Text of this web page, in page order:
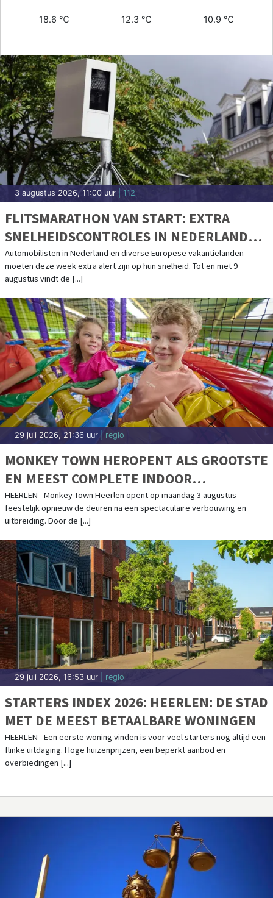
18.6 ℃ 12.3 ℃ 10.9 ℃
3 augustus 2026, 11:00 uur | 112
FLITSMARATHON VAN START: EXTRA
SNELHEIDSCONTROLES IN NEDERLAND
EN POPULAIRE VAKANTIELANDEN
Automobilisten in Nederland en diverse Europese vakantielanden
moeten deze week extra alert zijn op hun snelheid. Tot en met 9
augustus vindt de [...]
29 juli 2026, 21:36 uur | regio
MONKEY TOWN HEROPENT ALS GROOTSTE
EN MEEST COMPLETE INDOOR
SPEELBELEVING VAN ZUID-NEDERLAND
HEERLEN - Monkey Town Heerlen opent op maandag 3 augustus
feestelijk opnieuw de deuren na een spectaculaire verbouwing en
uitbreiding. Door de [...]
29 juli 2026, 16:53 uur | regio
STARTERS INDEX 2026: HEERLEN: DE STAD
MET DE MEEST BETAALBARE WONINGEN
HEERLEN - Een eerste woning vinden is voor veel starters nog altijd een
flinke uitdaging. Hoge huizenprijzen, een beperkt aanbod en
overbiedingen [...]